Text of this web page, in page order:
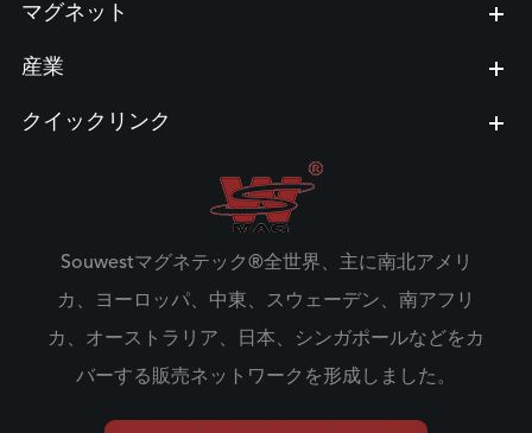
マグネット
産業
クイックリンク
Souwestマグネテック®全世界、主に南北アメリ
カ、ヨーロッパ、中東、スウェーデン、南アフリ
カ、オーストラリア、日本、シンガポールなどをカ
バーする販売ネットワークを形成しました。